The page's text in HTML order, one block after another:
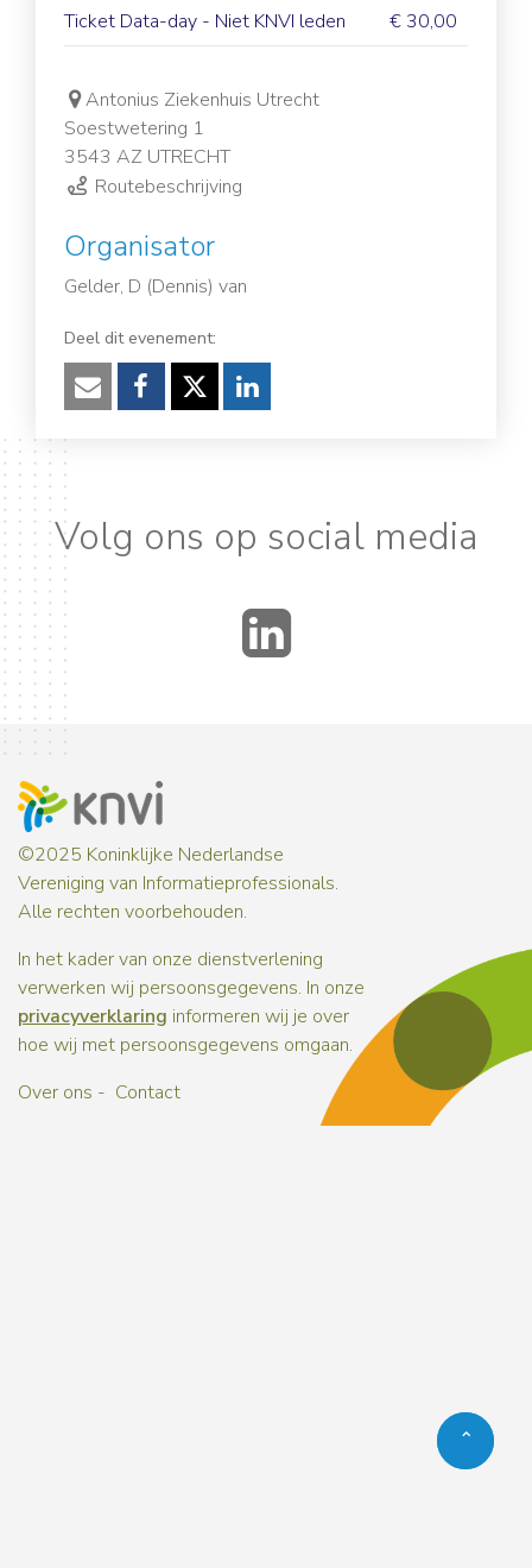
Ticket Data-day - Niet KNVI leden
€ 30,00
Antonius Ziekenhuis Utrecht
Soestwetering 1
3543 AZ UTRECHT
Routebeschrijving
Organisator
Gelder, D (Dennis) van
Deel dit evenement:
Verzenden
Facebook
TwitterLinkedIn
Volg ons op social media
©2025 Koninklijke Nederlandse
Vereniging van Informatieprofessionals.
Alle rechten voorbehouden.
In het kader van onze dienstverlening
verwerken wij persoonsgegevens. In onze
privacyverklaring informeren wij je over
hoe wij met persoonsgegevens omgaan.
Over ons
Contact